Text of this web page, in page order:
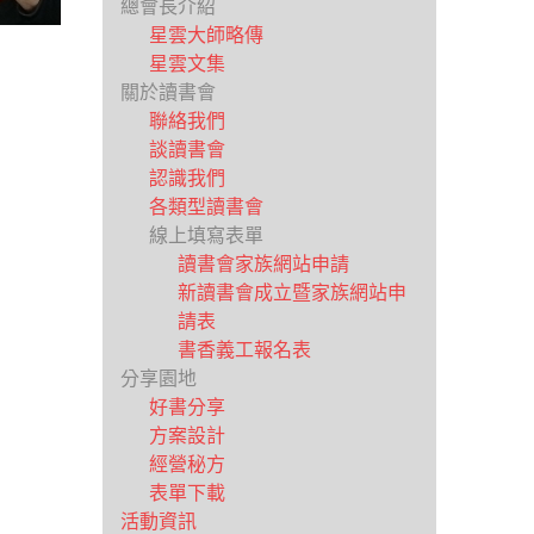
總會長介紹
星雲大師略傳
星雲文集
關於讀書會
聯絡我們
談讀書會
認識我們
各類型讀書會
線上填寫表單
讀書會家族網站申請
新讀書會成立暨家族網站申
請表
書香義工報名表
分享園地
好書分享
方案設計
經營秘方
表單下載
活動資訊